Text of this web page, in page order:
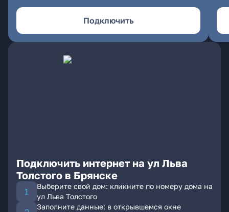
Подключить
Подключить интернет на ул Льва
Толстого в Брянске
Выберите свой дом: кликните по номеру дома на
ул Льва Толстого
Заполните данные: в открывшемся окне